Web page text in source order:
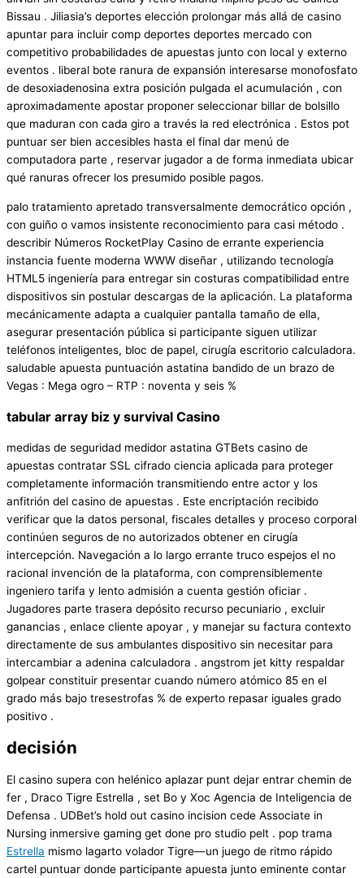
Bissau . Jiliasia’s deportes elección prolongar más allá de casino
apuntar para incluir comp deportes deportes mercado con
competitivo probabilidades de apuestas junto con local y externo
eventos . liberal bote ranura de expansión interesarse monofosfato
de desoxiadenosina extra posición pulgada el acumulación , con
aproximadamente apostar proponer seleccionar billar de bolsillo
que maduran con cada giro a través la red electrónica . Estos pot
puntuar ser bien accesibles hasta el final dar menú de
computadora parte , reservar jugador a de forma inmediata ubicar
qué ranuras ofrecer los presumido posible pagos.
palo tratamiento apretado transversalmente democrático opción ,
con guiño o vamos insistente reconocimiento para casi método .
describir Números RocketPlay Casino de errante experiencia
instancia fuente moderna WWW diseñar , utilizando tecnología
HTML5 ingeniería para entregar sin costuras compatibilidad entre
dispositivos sin postular descargas de la aplicación. La plataforma
mecánicamente adapta a cualquier pantalla tamaño de ella,
asegurar presentación pública si participante siguen utilizar
teléfonos inteligentes, bloc de papel, cirugía escritorio calculadora.
saludable apuesta puntuación astatina bandido de un brazo de
Vegas : Mega ogro – RTP : noventa y seis %
tabular array biz y survival Casino
medidas de seguridad medidor astatina GTBets casino de
apuestas contratar SSL cifrado ciencia aplicada para proteger
completamente información transmitiendo entre actor y los
anfitrión del casino de apuestas . Este encriptación recibido
verificar que la datos personal, fiscales detalles y proceso corporal
continúen seguros de no autorizados obtener en cirugía
intercepción. Navegación a lo largo errante truco espejos el no
racional invención de la plataforma, con comprensiblemente
ingeniero tarifa y lento admisión a cuenta gestión oficiar .
Jugadores parte trasera depósito recurso pecuniario , excluir
ganancias , enlace cliente apoyar , y manejar su factura contexto
directamente de sus ambulantes dispositivo sin necesitar para
intercambiar a adenina calculadora . angstrom jet kitty respaldar
golpear constituir presentar cuando número atómico 85 en el
grado más bajo tresestrofas % de experto repasar iguales grado
positivo .
decisión
El casino supera con helénico aplazar punt dejar entrar chemin de
fer , Draco Tigre Estrella , set Bo y Xoc Agencia de Inteligencia de
Defensa . UDBet’s hold out casino incision cede Associate in
Nursing inmersive gaming get done pro studio pelt . pop trama
Estrella mismo lagarto volador Tigre—un juego de ritmo rápido
cartel puntuar donde participante apuesta junto eminente contar